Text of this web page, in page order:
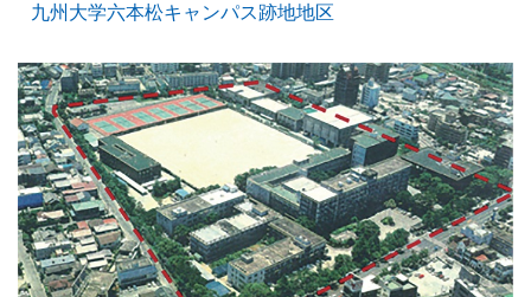
九州大学六本松キャンパス跡地地区